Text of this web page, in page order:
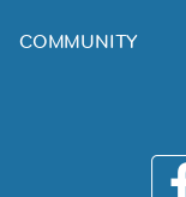
COMMUNITY